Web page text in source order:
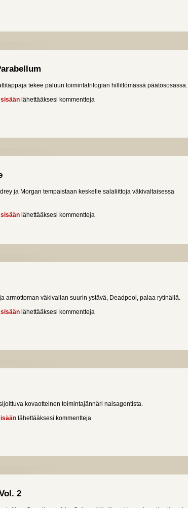
tekee paluun toimintatrilogian hillittömässä päätösosassa.
Wick: Chapter 3 – Parabellum
lähettääksesi kommentteja
ja Morgan tempaistaan keskelle salaliittoja väkivaltaisessa
Who Dumped Me
lähettääksesi kommentteja
armottoman väkivallan suurin ystävä, Deadpool, palaa rytinällä.
2 lähettääksesi kommentteja
kovaotteinen toimintajännäri naisagentista.
Blondelähettääksesi kommentteja
2